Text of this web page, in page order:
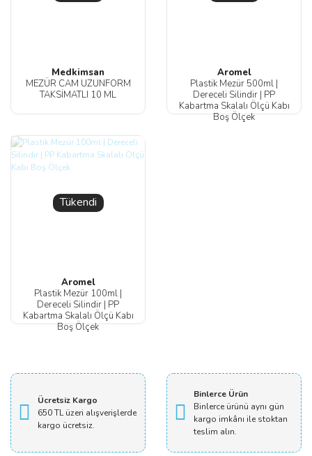
Medkimsan
MEZÜR CAM UZUNFORM
TAKSİMATLI 10 ML
Aromel
Plastik Mezür 500ml |
Dereceli Silindir | PP
Kabartma Skalalı Ölçü Kabı
Boş Ölçek
Tükendi
Aromel
Plastik Mezür 100ml |
Dereceli Silindir | PP
Kabartma Skalalı Ölçü Kabı
Boş Ölçek
Ücretsiz Kargo
650 TL üzeri alışverişlerde
kargo ücretsiz.
Binlerce Ürün
Binlerce ürünü aynı gün
kargo imkânı ile stoktan
teslim alın.